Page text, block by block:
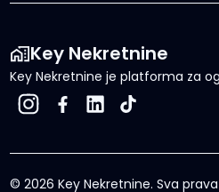
Key Nekretnine
Key Nekretnine je platforma za
©2026 Key Nekretnine.Sva